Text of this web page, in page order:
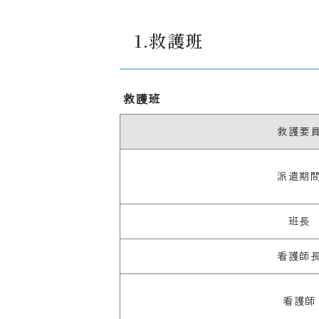
1.救護班
救護班
救護要員
派遣期間
班長
看護師
看護師